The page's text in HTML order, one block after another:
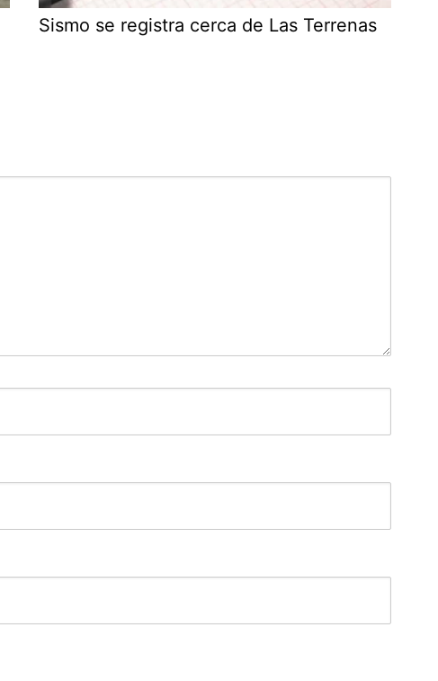
Sismo se registra cerca de Las Terrenas